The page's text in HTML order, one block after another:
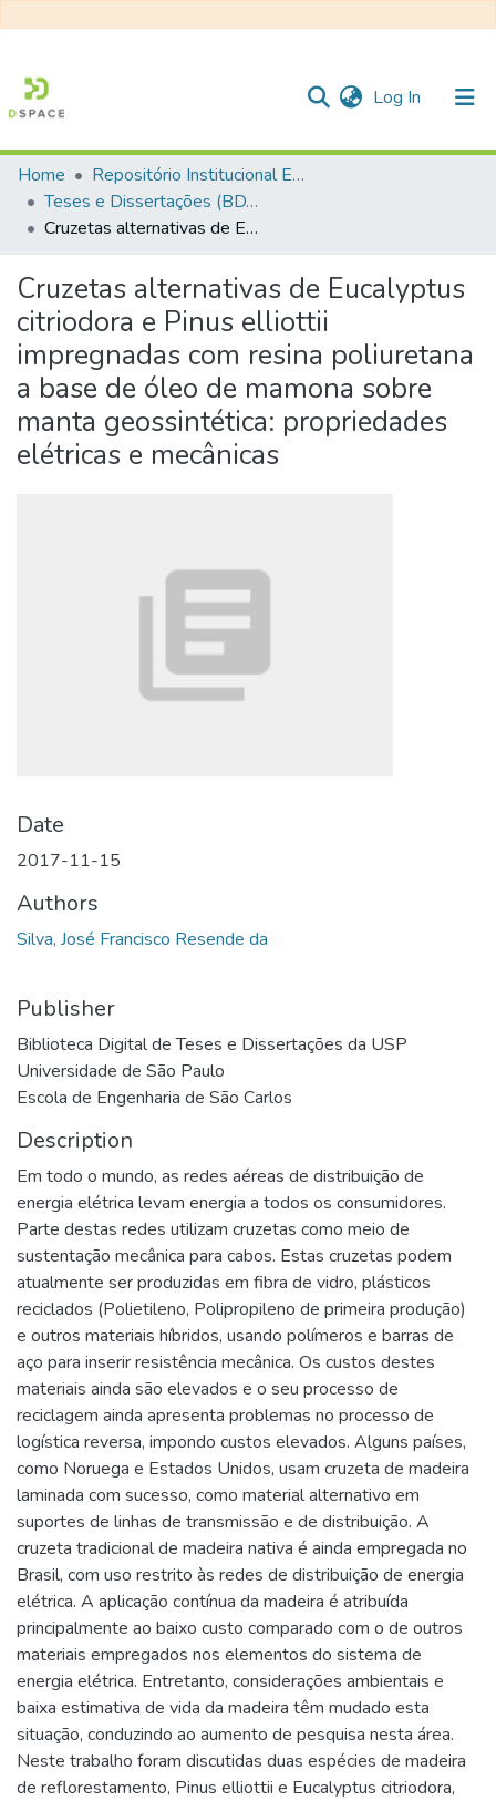
Log In (current)
Communities & Collections
All of DSpace
Statistics
Home
Repositório Institucional EESC
Teses e Dissertações (BDTD USP)
Cruzetas alternativas de Eucalyptus citriodora e Pinus elliottii impregnadas com resina poliuretana a base de óleo de mamona sobre manta geossintética: propriedades elétricas e mecânicas
Cruzetas alternativas de Eucalyptus
citriodora e Pinus elliottii
impregnadas com resina poliuretana
a base de óleo de mamona sobre
manta geossintética: propriedades
elétricas e mecânicas
Date
2017-11-15
Authors
Silva, José Francisco Resende da
Publisher
Biblioteca Digital de Teses e Dissertações da USP
Universidade de São Paulo
Escola de Engenharia de São Carlos
Description
Em todo o mundo, as redes aéreas de distribuição de
energia elétrica levam energia a todos os consumidores.
Parte destas redes utilizam cruzetas como meio de
sustentação mecânica para cabos. Estas cruzetas podem
atualmente ser produzidas em fibra de vidro, plásticos
reciclados (Polietileno, Polipropileno de primeira produção)
e outros materiais híbridos, usando polímeros e barras de
aço para inserir resistência mecânica. Os custos destes
materiais ainda são elevados e o seu processo de
reciclagem ainda apresenta problemas no processo de
logística reversa, impondo custos elevados. Alguns países,
como Noruega e Estados Unidos, usam cruzeta de madeira
laminada com sucesso, como material alternativo em
suportes de linhas de transmissão e de distribuição. A
cruzeta tradicional de madeira nativa é ainda empregada no
Brasil, com uso restrito às redes de distribuição de energia
elétrica. A aplicação contínua da madeira é atribuída
principalmente ao baixo custo comparado com o de outros
materiais empregados nos elementos do sistema de
energia elétrica. Entretanto, considerações ambientais e
baixa estimativa de vida da madeira têm mudado esta
situação, conduzindo ao aumento de pesquisa nesta área.
Neste trabalho foram discutidas duas espécies de madeira
de reflorestamento, Pinus elliottii e Eucalyptus citriodora,